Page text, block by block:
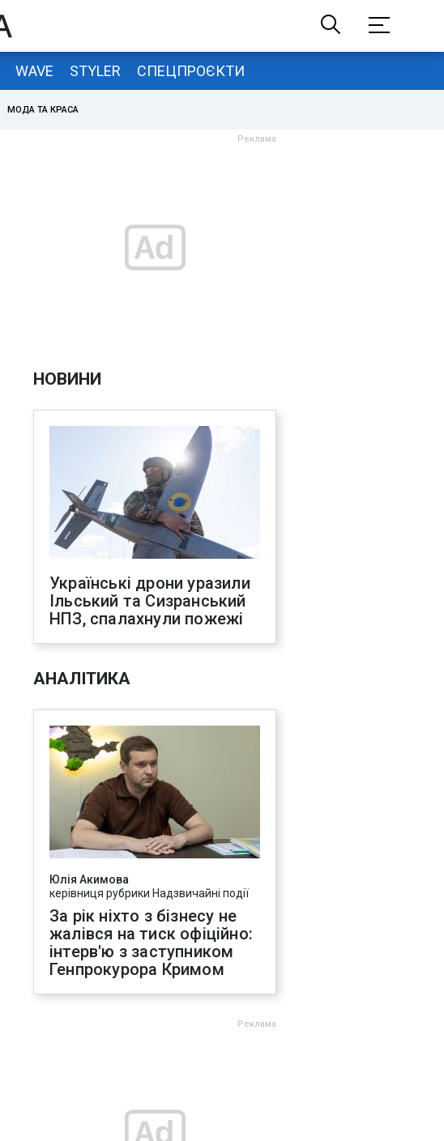
WAVE STYLER СПЕЦПРОЄКТИ
МОДА ТА КРАСА
НОВИНИ
Українські дрони уразили
Ільський та Сизранський
НПЗ, спалахнули пожежі
АНАЛІТИКА
Юлія Акимова
керівниця рубрики Надзвичайні події
За рік ніхто з бізнесу не
жалівся на тиск офіційно:
інтерв'ю з заступником
Генпрокурора Кримом